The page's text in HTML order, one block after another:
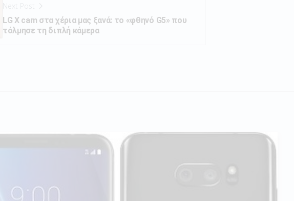
Next Post
LG X cam στα χέρια μας ξανά: το «φθηνό G5» που
τόλμησε τη διπλή κάμερα